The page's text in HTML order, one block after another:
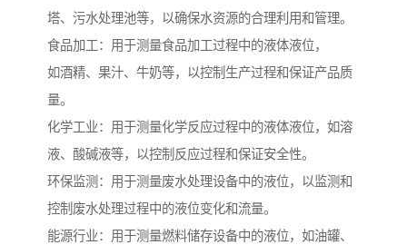
塔、污水处理池等，以确保水资源的合理利用和管理。
食品加工：用于测量食品加工过程中的液体液位，
如酒精、果汁、牛奶等，以控制生产过程和保证产品质
量。
化学工业：用于测量化学反应过程中的液体液位，如溶
液、酸碱液等，以控制反应过程和保证安全性。
环保监测：用于测量废水处理设备中的液位，以监测和
控制废水处理过程中的液位变化和流量。
能源行业：用于测量燃料储存设备中的液位，如油罐、